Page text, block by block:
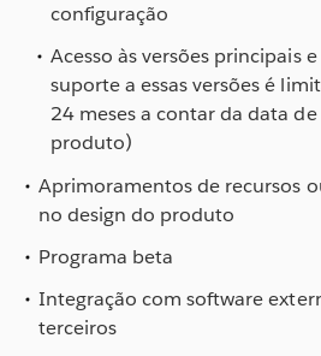
configuração
Acesso às versões principais
suporte a essas versões é
24 meses a contar da data
produto)
Aprimoramentos de recursos
no design do produto
Programa beta
Integração com software
terceiros